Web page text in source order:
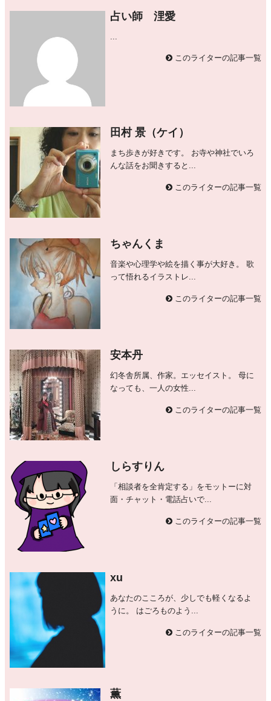
占い師 浬愛
...
このライターの記事一覧
田村 景（ケイ）
まち歩きが好きです。 お寺や神社でいろ
んな話をお聞きすると...
このライターの記事一覧
ちゃんくま
音楽や心理学や絵を描く事が大好き。 歌
って悟れるイラストレ...
このライターの記事一覧
安本丹
幻冬舎所属、作家。エッセイスト。 母に
なっても、一人の女性...
このライターの記事一覧
しらすりん
「相談者を全肯定する」をモットーに対
面・チャット・電話占いで...
このライターの記事一覧
xu
あなたのこころが、少しでも軽くなるよ
うに。 はごろものよう...
このライターの記事一覧
薫